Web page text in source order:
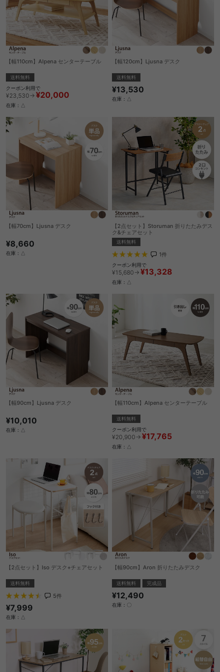
【幅110cm】Alpena センターテーブル
送料無料
クーポン利用で
¥23,530→ ¥20,000
在庫：△
【幅120cm】Ljusna デスク
送料無料
¥13,530
在庫：△
【幅70cm】Ljusna デスク
¥8,660
在庫：△
【2点セット】Storuman 折りたたみデス
ク&チェアセット
送料無料
1件
クーポン利用で
¥15,680→ ¥13,328
在庫：△
【幅90cm】Ljusna デスク
¥10,010
在庫：△
【幅110cm】Alpena センターテーブル
送料無料
クーポン利用で
¥20,900→ ¥17,765
在庫：△
【2点セット】Iso デスク+チェアセット
送料無料
5件
¥7,999
在庫：△
【幅90cm】Aron 折りたたみデスク
送料無料 完成品
¥12,490
在庫：〇